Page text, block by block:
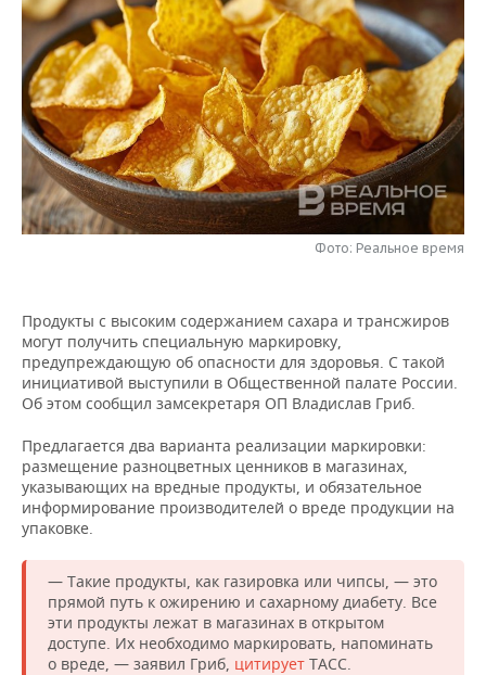
НЕФТЕХИМИЯ
НЕФТЬ
ОПК
ЭНЕРГЕТИКА
РОЗНИЧНАЯ ТОРГОВЛЯ
ТРАНСПОРТ
УСЛУГИ
НОВОСТИ ТЕХНОЛОГИЙ
IT
МЕДИА
ТЕЛЕКОММУНИКАЦИИ
МЕРОПРИЯТИЯ
НОВОСТИ МЕРОПРИЯТИЙ
ВЫЕЗДНАЯ РЕДАКЦИЯ
БИЗНЕС-БРАНЧИ
ONLINE-КОНФЕРЕНЦИИ
СПОРТ
НОВОСТИ СПОРТА
ФУТБОЛ
ХОККЕЙ
ВОЛЕЙБОЛ
КИБЕРСПОРТ
ФИГУРНОЕ КАТАНИЕ
ВОДНЫЕ ВИДЫ СПОРТА
ХОККЕЙ С МЯЧОМ
ОБЩЕСТВО
НОВОСТИ ОБЩЕСТВА
ВЛАСТЬ
ИСТОРИЯ
КУЛЬТУРА
МЕДИЦИНА
ОБРАЗОВАНИЕ
ПРОИСШЕСТВИЯ
ФОТОГАЛЕРЕЯ
СЮЖЕТЫ
СПИСОК ПЕРСОН
СПИСОК КОМПАНИЙ
ПОЛНАЯ ВЕРСИЯ
Фото: Реальное время
Продукты с высоким содержанием сахара и трансжиров
могут получить специальную маркировку,
предупреждающую об опасности для здоровья. С такой
инициативой выступили в Общественной палате России.
Об этом сообщил замсекретаря ОП Владислав Гриб.
Предлагается два варианта реализации маркировки:
размещение разноцветных ценников в магазинах,
указывающих на вредные продукты, и обязательное
информирование производителей о вреде продукции на
упаковке.
— Такие продукты, как газировка или чипсы, — это
прямой путь к ожирению и сахарному диабету. Все
эти продукты лежат в магазинах в открытом
доступе. Их необходимо маркировать, напоминать
о вреде, — заявил Гриб, цитирует ТАСС.